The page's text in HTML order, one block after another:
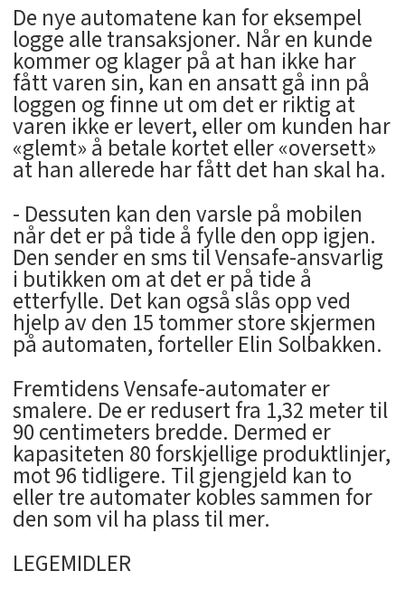
De nye automatene kan for eksempel
logge alle transaksjoner. Når en kunde
kommer og klager på at han ikke har
fått varen sin, kan en ansatt gå inn på
loggen og finne ut om det er riktig at
varen ikke er levert, eller om kunden har
«glemt» å betale kortet eller «oversett»
at han allerede har fått det han skal ha.
- Dessuten kan den varsle på mobilen
når det er på tide å fylle den opp igjen.
Den sender en sms til Vensafe-ansvarlig
i butikken om at det er på tide å
etterfylle. Det kan også slås opp ved
hjelp av den 15 tommer store skjermen
på automaten, forteller Elin Solbakken.
Fremtidens Vensafe-automater er
smalere. De er redusert fra 1,32 meter til
90 centimeters bredde. Dermed er
kapasiteten 80 forskjellige produktlinjer,
mot 96 tidligere. Til gjengjeld kan to
eller tre automater kobles sammen for
den som vil ha plass til mer.
LEGEMIDLER